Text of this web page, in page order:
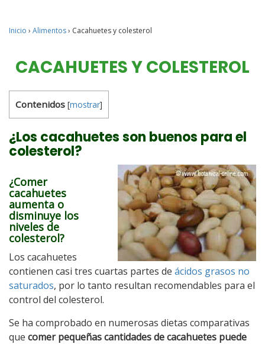
Inicio › Alimentos› Cacahuetes y colesterol
CACAHUETES Y COLESTEROL
Contenidos [mostrar]
¿Los cacahuetes son buenos para el
colesterol?
¿Comer
cacahuetes
aumenta o
disminuye los
niveles de
colesterol?
Los cacahuetes
contienen casi tres cuartas partes de ácidos grasos no
saturados, por lo tanto resultan recomendables para el
control del colesterol.
Se ha comprobado en numerosas dietas comparativas
que comer pequeñas cantidades de cacahuetes puede